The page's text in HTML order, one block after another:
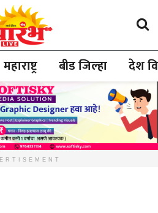
महाराष्ट्र बीड जिल्हा देश